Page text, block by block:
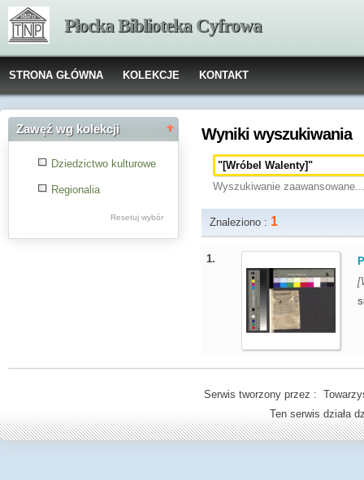
Płocka Biblioteka Cyfrowa
STRONA GŁÓWNA KOLEKCJE KONTAKT
Zawęź wg kolekcji
Dziedzictwo kulturowe
Regionalia
Resetuj wybór
Wyniki wyszukiwania
Wyszukiwanie zaawansowane...
Znaleziono : 1
1.
Serwis tworzony przez :
Ten serwis działa